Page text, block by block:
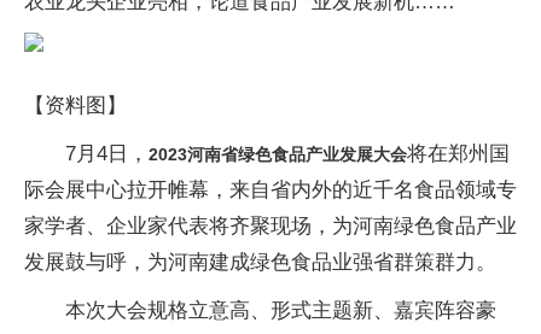
【资料图】
7月4日， 2023河南省绿色食品产业发展大会将在郑州国
际会展中心拉开帷幕，来自省内外的近千名食品领域专
家学者、企业家代表将齐聚现场，为河南绿色食品产业
发展鼓与呼，为河南建成绿色食品业强省群策群力。
本次大会规格立意高、形式主题新、嘉宾阵容豪